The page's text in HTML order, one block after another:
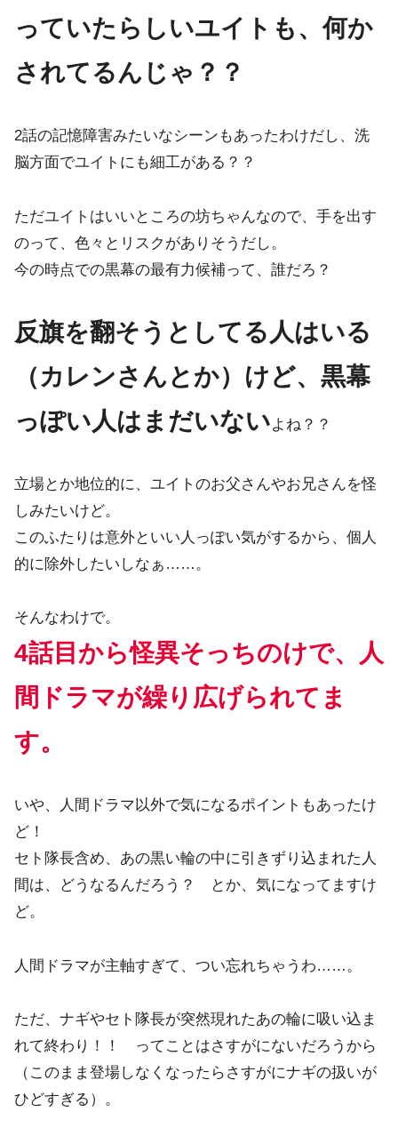
っていたらしいユイトも、何か
されてるんじゃ？？
2話の記憶障害みたいなシーンもあったわけだし、洗
脳方面でユイトにも細工がある？？
ただユイトはいいところの坊ちゃんなので、手を出す
のって、色々とリスクがありそうだし。
今の時点での黒幕の最有力候補って、誰だろ？
反旗を翻そうとしてる人はいる
（カレンさんとか）けど、黒幕
っぽい人はまだいないよね？？
立場とか地位的に、ユイトのお父さんやお兄さんを怪
しみたいけど。
このふたりは意外といい人っぽい気がするから、個人
的に除外したいしなぁ……。
そんなわけで。
4話目から怪異そっちのけで、 人
間ドラマが繰り広げられてま
す。
いや、人間ドラマ以外で気になるポイントもあったけ
ど！
セト隊長含め、あの黒い輪の中に引きずり込まれた人
間は、どうなるんだろう？ とか、気になってますけ
ど。
人間ドラマが主軸すぎて、つい忘れちゃうわ……。
ただ、ナギやセト隊長が突然現れたあの輪に吸い込ま
れて終わり！！ ってことはさすがにないだろうから
（このまま登場しなくなったらさすがにナギの扱いが
ひどすぎる）。